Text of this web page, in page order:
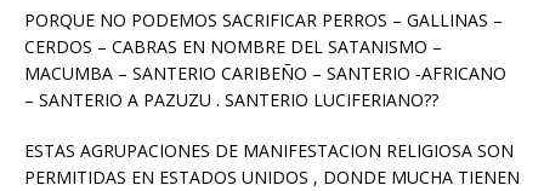
PORQUE NO PODEMOS SACRIFICAR PERROS – GALLINAS –
CERDOS – CABRAS EN NOMBRE DEL SATANISMO –
MACUMBA – SANTERIO CARIBEÑO – SANTERIO -AFRICANO
– SANTERIO A PAZUZU . SANTERIO LUCIFERIANO??
ESTAS AGRUPACIONES DE MANIFESTACION RELIGIOSA SON
PERMITIDAS EN ESTADOS UNIDOS , DONDE MUCHA TIENEN